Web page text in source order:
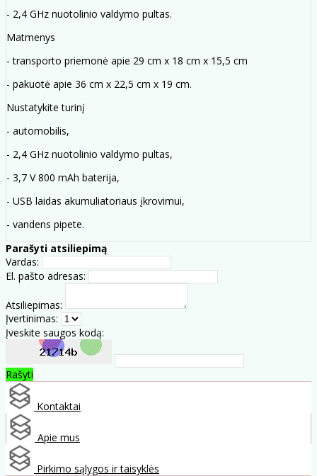
- 2,4 GHz nuotolinio valdymo pultas.
Matmenys
- transporto priemonė apie 29 cm x 18 cm x 15,5 cm
- pakuotė apie 36 cm x 22,5 cm x 19 cm.
Nustatykite turinį
- automobilis,
- 2,4 GHz nuotolinio valdymo pultas,
- 3,7 V 800 mAh baterija,
- USB laidas akumuliatoriaus įkrovimui,
- vandens pipete.
Parašyti atsiliepimą
Vardas:
El. pašto adresas:
Atsiliepimas:
Įvertinimas:
Įveskite saugos kodą:
Rašyti
Kontaktai
Apie mus
Pirkimo sąlygos ir taisyklės